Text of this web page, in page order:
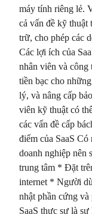
máy tính riêng lẻ.
cả vấn đề kỹ thuật
trữ, cho phép các
Các lợi ích của
nhân viên và công
tiền bạc cho
lý, và nâng cấp
viên kỹ thuật có
các vấn đề cấp
điểm của SaaS
doanh nghiệp nên
trung tâm * Đặt
internet * Người
nhật phần cứng và
SaaS thực sự là